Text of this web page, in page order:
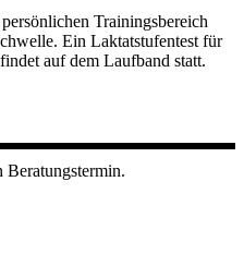
Trainingsbereich
Ein Laktatstufentest für
auf dem Laufband statt.
Beratungstermin.